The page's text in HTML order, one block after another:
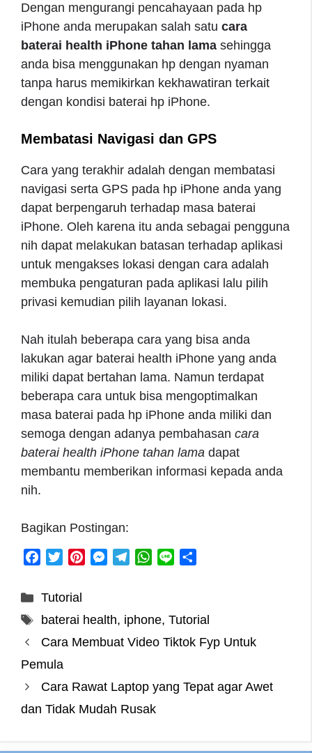
Dengan mengurangi pencahayaan pada hp
iPhone anda merupakan salah satu cara
baterai health iPhone tahan lama sehingga
anda bisa menggunakan hp dengan nyaman
tanpa harus memikirkan kekhawatiran terkait
dengan kondisi baterai hp iPhone.
Membatasi Navigasi dan GPS
Cara yang terakhir adalah dengan membatasi
navigasi serta GPS pada hp iPhone anda yang
dapat berpengaruh terhadap masa baterai
iPhone. Oleh karena itu anda sebagai pengguna
nih dapat melakukan batasan terhadap aplikasi
untuk mengakses lokasi dengan cara adalah
membuka pengaturan pada aplikasi lalu pilih
privasi kemudian pilih layanan lokasi.
Nah itulah beberapa cara yang bisa anda
lakukan agar baterai health iPhone yang anda
miliki dapat bertahan lama. Namun terdapat
beberapa cara untuk bisa mengoptimalkan
masa baterai pada hp iPhone anda miliki dan
semoga dengan adanya pembahasan cara
baterai health iPhone tahan lama dapat
membantu memberikan informasi kepada anda
nih.
Bagikan Postingan:
b
o
t
e
e
r
t
M
e
n
g
r
W
s
A
e
Categories
Tutorial
Tags
baterai health, iphone, Tutorial
Cara Membuat Video Tiktok Fyp Untuk
Pemula
Cara Rawat Laptop yang Tepat agar Awet
dan Tidak Mudah Rusak